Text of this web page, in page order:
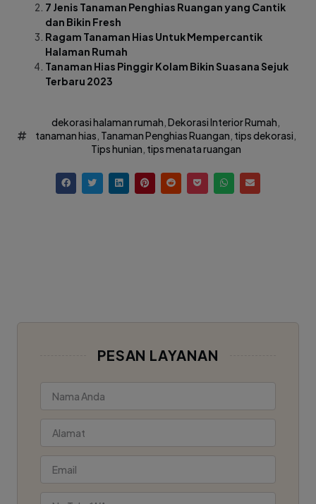
7 Jenis Tanaman Penghias Ruangan yang Cantik
dan Bikin Fresh
Ragam Tanaman Hias Untuk Mempercantik
Halaman Rumah
Tanaman Hias Pinggir Kolam Bikin Suasana Sejuk
Terbaru 2023
dekorasi halaman rumah,Dekorasi Interior Rumah,
tanaman hias, Tanaman Penghias Ruangan, tips dekorasi,
Tips hunian, tips menata ruangan
PESAN LAYANAN